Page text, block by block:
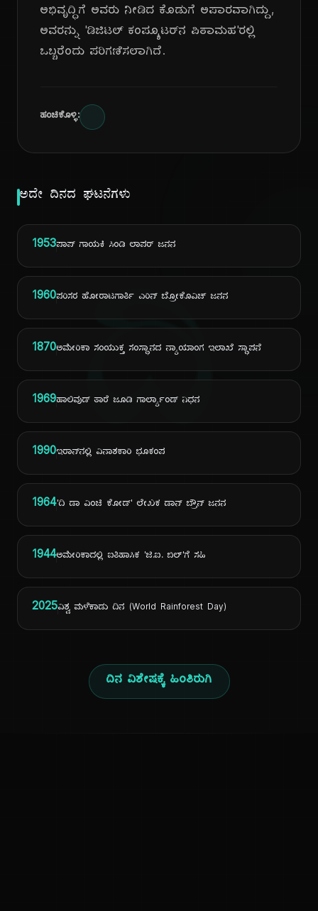
ದಿ
ಅಭಿವೃದ್ಧಿಗೆ ಅವರು ನೀಡಿದ ಕೊಡುಗೆ ಅಪಾರವಾಗಿದ್ದು,
ಅವರನ್ನು 'ಡಿಜಿಟಲ್ ಕಂಪ್ಯೂಟರ್‌ನ ಪಿತಾಮಹ'ರಲ್ಲಿ
ಒಬ್ಬರೆಂದು ಪರಿಗಣಿಸಲಾಗಿದೆ.
ಹಂಚಿಕೊಳ್ಳಿ:
ಅದೇ ದಿನದ ಘಟನೆಗಳು
1953ಪಾಪ್ ಗಾಯಕಿ ಸಿಂಡಿ ಲಾಪರ್ ಜನನ
1960ಪರಿಸರ ಹೋರಾಟಗಾರ್ತಿ ಎರಿನ್ ಬ್ರೋಕೊವಿಚ್ ಜನನ
1870ಅಮೇರಿಕಾ ಸಂಯುಕ್ತ ಸಂಸ್ಥಾನದ ನ್ಯಾಯಾಂಗ ಇಲಾಖೆ ಸ್ಥಾಪನೆ
1969ಹಾಲಿವುಡ್ ತಾರೆ ಜೂಡಿ ಗಾರ್ಲ್ಯಾಂಡ್ ನಿಧನ
1990ಇರಾನ್‌ನಲ್ಲಿ ವಿನಾಶಕಾರಿ ಭೂಕಂಪ
1964'ದಿ ಡಾ ವಿಂಚಿ ಕೋಡ್' ಲೇಖಕ ಡಾನ್ ಬ್ರೌನ್ ಜನನ
1944ಅಮೇರಿಕಾದಲ್ಲಿ ಐತಿಹಾಸಿಕ 'ಜಿ.ಐ. ಬಿಲ್'ಗೆ ಸಹಿ
2025ವಿಶ್ವ ಮಳೆಕಾಡು ದಿನ (World Rainforest Day)
ದಿನ ವಿಶೇಷಕ್ಕೆ ಹಿಂತಿರುಗಿ